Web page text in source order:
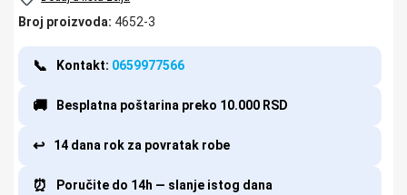
Broj proizvoda: 4652-3
📞 Kontakt: 0659977566
🚚 Besplatna poštarina preko 10.000 RSD
↩️ 14 dana rok za povratak robe
⏰ Poručite do 14h — slanje istog dana